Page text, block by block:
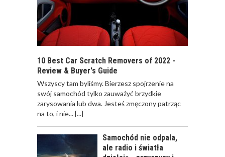
ZAPACH DO
SAMOCHODU. CO
WYBRAĆ? NA CO
ZWRACAĆ UWAGĘ?
ODWIEŻACZ DO
SAMOCHODU JAK
PERFUMY
10 Best Car Scratch Removers of 2022 -
Review & Buyer's Guide
Wszyscy tam byliśmy. Bierzesz spojrzenie na
swój samochód tylko zauważyć brzydkie
zarysowania lub dwa. Jesteś zmęczony patrząc
na to, i nie...[...]
Samochód nie odpala,
ale radio i światła